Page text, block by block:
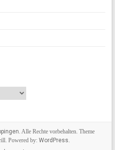
. Alle Rechte vorbehalten. Theme
Powered by: WordPress.